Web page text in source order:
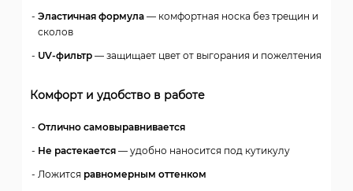
Эластичная формула — комфортная носка без трещин и
сколов
UV-фильтр — защищает цвет от выгорания и пожелтения
Комфорт и удобство в работе
Отлично самовыравнивается
Не растекается — удобно наносится под кутикулу
Ложится равномерным оттенком